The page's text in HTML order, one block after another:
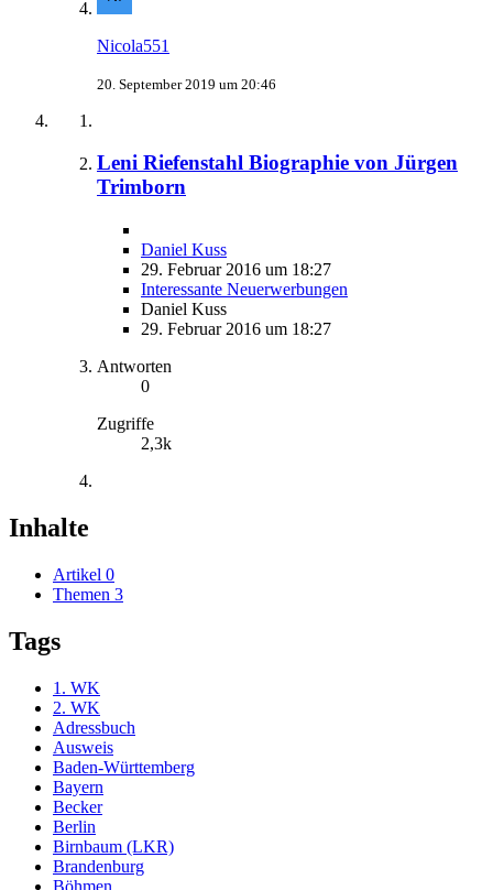
Nicola551
20. September 2019 um 20:46
Leni Riefenstahl Biographie von Jürgen
Trimborn
Daniel Kuss
29. Februar 2016 um 18:27
Interessante Neuerwerbungen
Daniel Kuss
29. Februar 2016 um 18:27
Antworten
0
Zugriffe
2,3k
Inhalte
Artikel 0
Themen 3
Tags
1. WK
2. WK
Adressbuch
Ausweis
Baden-Württemberg
Bayern
Becker
Berlin
Birnbaum (LKR)
Brandenburg
Böhmen